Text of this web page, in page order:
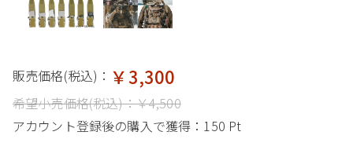
販売価格(税込)： ￥3,300
希望小売価格(税込)：￥4,500
アカウント登録後の購入で獲得： 150 Pt